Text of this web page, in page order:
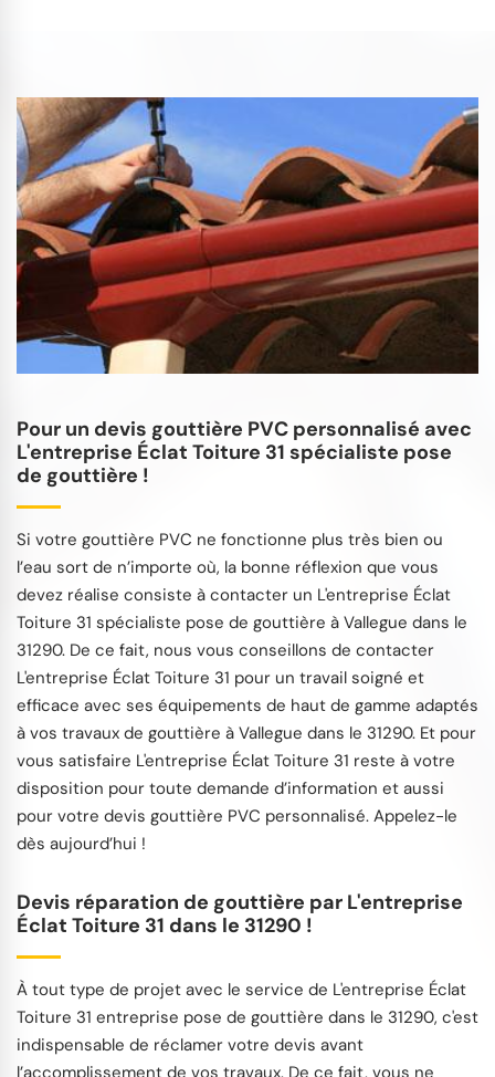
Pour un devis gouttière PVC personnalisé avec
L'entreprise Éclat Toiture 31 spécialiste pose
de gouttière !
Si votre gouttière PVC ne fonctionne plus très bien ou
l’eau sort de n’importe où, la bonne réflexion que vous
devez réalise consiste à contacter un L'entreprise Éclat
Toiture 31 spécialiste pose de gouttière à Vallegue dans le
31290. De ce fait, nous vous conseillons de contacter
L'entreprise Éclat Toiture 31 pour un travail soigné et
efficace avec ses équipements de haut de gamme adaptés
à vos travaux de gouttière à Vallegue dans le 31290. Et pour
vous satisfaire L'entreprise Éclat Toiture 31 reste à votre
disposition pour toute demande d’information et aussi
pour votre devis gouttière PVC personnalisé. Appelez-le
dès aujourd’hui !
Devis réparation de gouttière par L'entreprise
Éclat Toiture 31 dans le 31290 !
À tout type de projet avec le service de L'entreprise Éclat
Toiture 31 entreprise pose de gouttière dans le 31290, c'est
indispensable de réclamer votre devis avant
l’accomplissement de vos travaux. De ce fait, vous ne